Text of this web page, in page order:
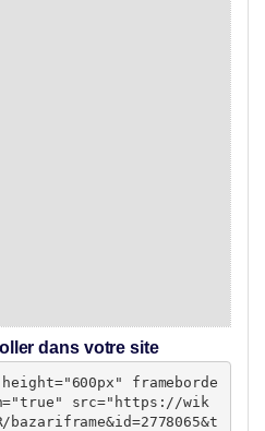
dans votre site
frameborde
src="https://wik